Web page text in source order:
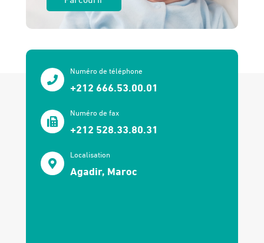
Numéro de téléphone
+212 666.53.00.01
Numéro de fax
+212 528.33.80.31
Localisation
Agadir, Maroc